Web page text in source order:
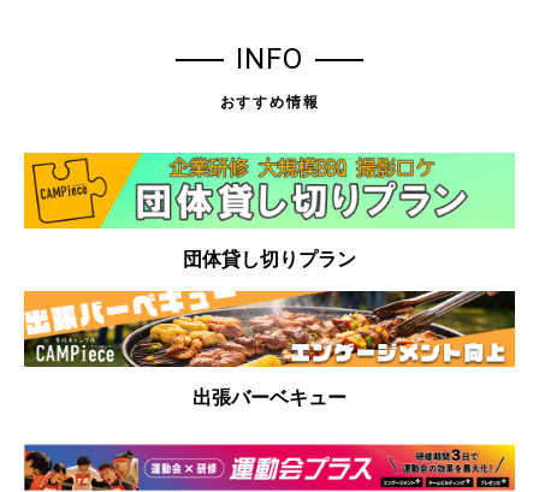
INFO
おすすめ情報
団体貸し切りプラン
出張バーベキュー